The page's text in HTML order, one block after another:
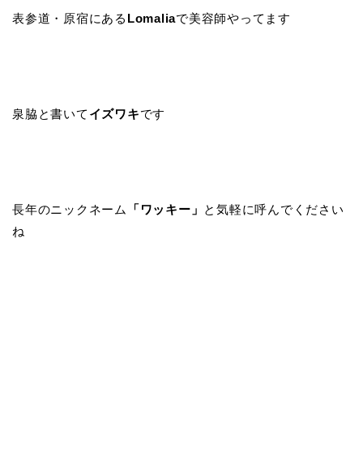
表参道・原宿にある Lomaliaで美容師やってます
泉脇と書いて イズワキです
長年のニックネーム 「ワッキー」 と気軽に呼んでください
ね